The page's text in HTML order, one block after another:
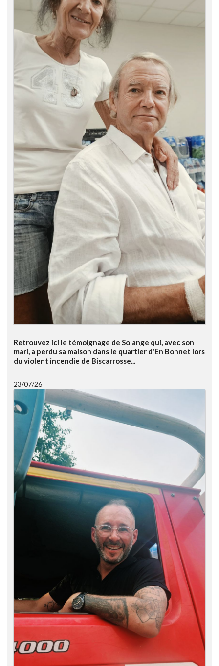
Retrouvez ici le témoignage de Solange qui, avec son
mari, a perdu sa maison dans le quartier d'En Bonnet lors
du violent incendie de Biscarrosse...
23/07/26